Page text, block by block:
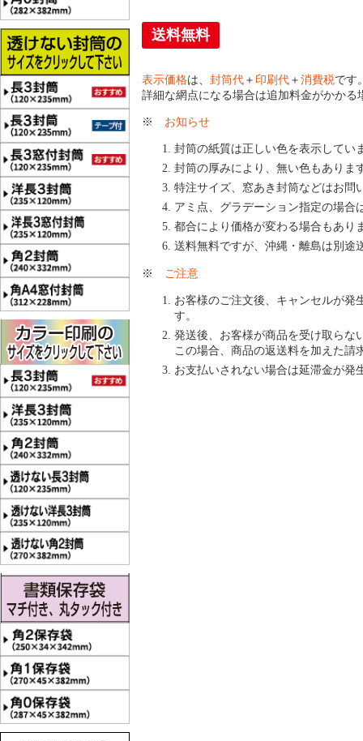
送料無料
表示価格は、 封筒代 ＋ 印刷代 ＋ 消費税です
詳細な網点になる場合は追加料金がかかる
※ お知らせ
封筒の紙質は正しい色を表示してい
封筒の厚みにより、無い色もありま
特注サイズ、窓あき封筒などはお問
アミ点、グラデーション指定の場合
都合により価格が変わる場合もあり
送料無料ですが、沖縄・離島は別途
※ ご注意
お客様のご注文後、キャンセルが発
す。
発送後、お客様が商品を受け取らな
この場合、商品の返送料を加えた請
お支払いされない場合は延滞金が発